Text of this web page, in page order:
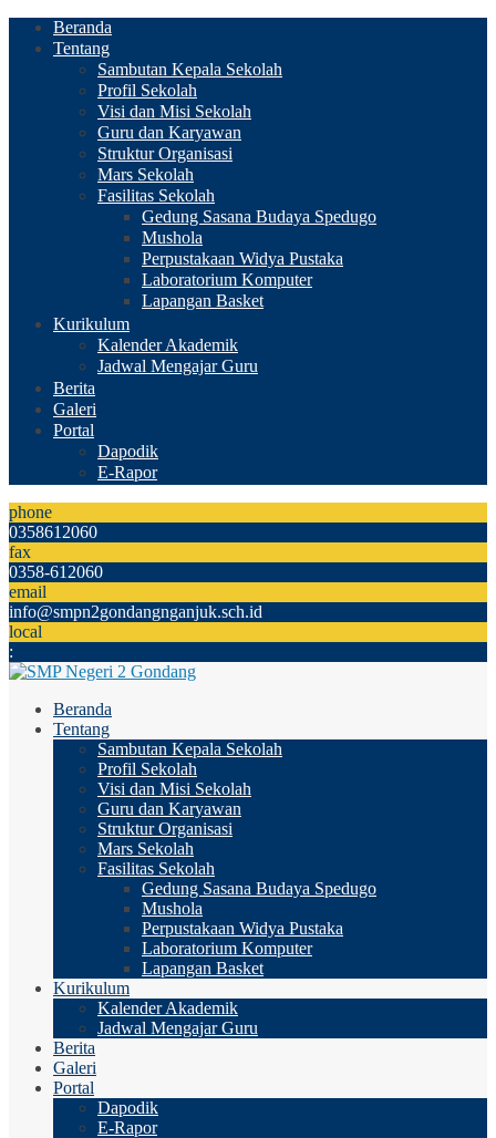
Beranda
Tentang
Sambutan Kepala Sekolah
Profil Sekolah
Visi dan Misi Sekolah
Guru dan Karyawan
Struktur Organisasi
Mars Sekolah
Fasilitas Sekolah
Gedung Sasana Budaya Spedugo
Mushola
Perpustakaan Widya Pustaka
Laboratorium Komputer
Lapangan Basket
Kurikulum
Kalender Akademik
Jadwal Mengajar Guru
Berita
Galeri
Portal
Dapodik
E-Rapor
phone
0358612060
fax
0358-612060
email
info@smpn2gondangnganjuk.sch.id
local
:
Beranda
Tentang
Sambutan Kepala Sekolah
Profil Sekolah
Visi dan Misi Sekolah
Guru dan Karyawan
Struktur Organisasi
Mars Sekolah
Fasilitas Sekolah
Gedung Sasana Budaya Spedugo
Mushola
Perpustakaan Widya Pustaka
Laboratorium Komputer
Lapangan Basket
Kurikulum
Kalender Akademik
Jadwal Mengajar Guru
Berita
Galeri
Portal
Dapodik
E-Rapor